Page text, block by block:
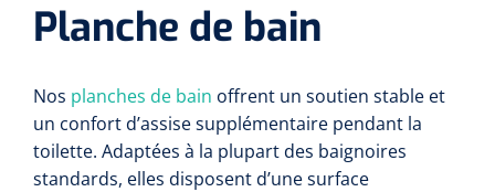
Planche de bain
Nos planches de bain offrent un soutien stable et
un confort d’assise supplémentaire pendant la
toilette. Adaptées à la plupart des baignoires
standards, elles disposent d’une surface